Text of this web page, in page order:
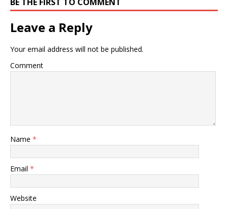
Leave a Reply
Your email address will not be published.
Comment
Name *
Email *
Website